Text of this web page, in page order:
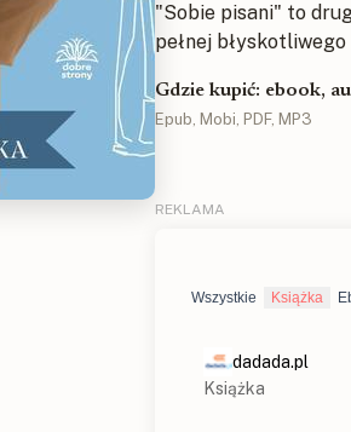
"Sobie pisani" to
pełnej
Gdzie kupić: ebook,
Epub, Mobi, PDF, MP3